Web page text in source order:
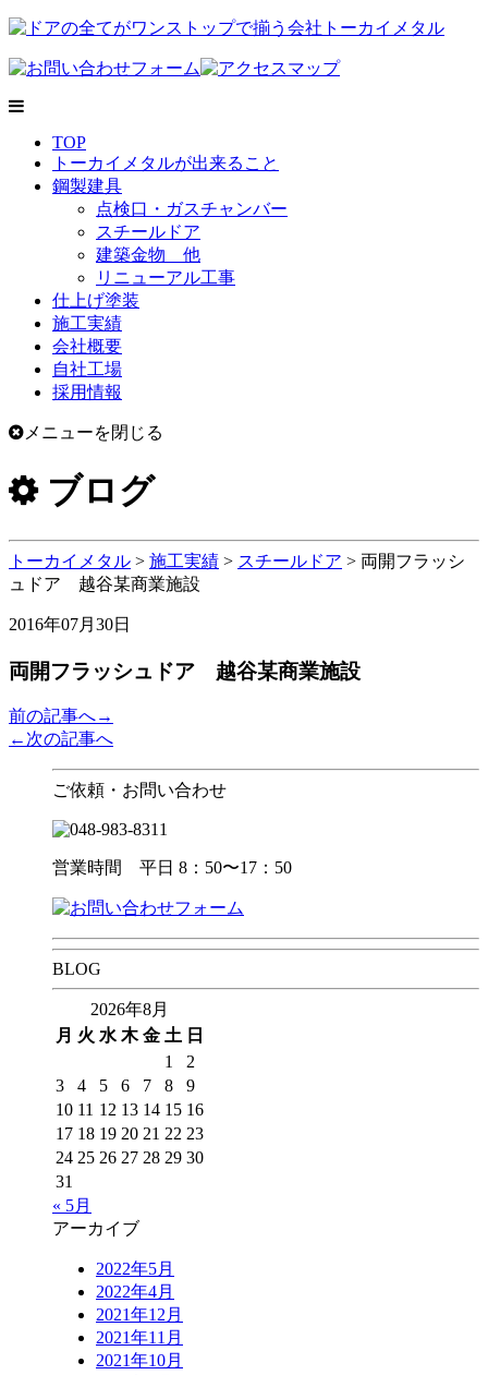
TOP
トーカイメタルが出来ること
鋼製建具
点検口・ガスチャンバー
スチールドア
建築金物 他
リニューアル工事
仕上げ塗装
施工実績
会社概要
自社工場
採用情報
メニューを閉じる
ブログ
トーカイメタル > 施工実績 > スチールドア > 両開フラッシ
ュドア 越谷某商業施設
2016年07月30日
両開フラッシュドア 越谷某商業施設
前の記事へ→
←次の記事へ
ご依頼・お問い合わせ
営業時間 平日 8：50〜17：50
BLOG
2026年8月
月 火 水 木 金 土 日
1
2
3
4 5 6 7 8
9
10 11 12 13 14 15 16
17 18 19 20 21 22 23
24 25 26 27 28 29 30
31
« 5月
アーカイブ
2022年5月
2022年4月
2021年12月
2021年11月
2021年10月